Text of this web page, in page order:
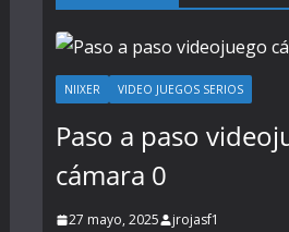
NIIXER VIDEO JUEGOS SERIOS
Paso a paso
cámara 0
27 mayo, 2025 jrojasf1